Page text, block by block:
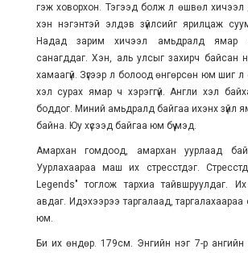
гэж ховорхон. Тэгээд болж л өшвөл хичээл
хэн нэгэнтэй элдэв зүйлсийг ярилцаж
Надад зарим хичээл амьдралд ямар
санагддаг. Хэн, аль улсыг захирч байсан
хамаагүй. Зүгээр л болоод өнгөрсөн юм шиг
хэл сурах ямар ч хэрэггүй. Англи хэл
боддог. Миний амьдралд байгаа ихэнх зүйл
байна. Юу хүсээд байгаа юм бүү мэд.
Амархан гомдоод, амархан уурлаад
Уурлахаараа маш их стресстдэг.
Legends" тоглож тархиа тайвшруулдаг.
авдаг. Идэхээрээ таргалаад, таргалахаараа
юм.
Би их өндөр. 179см. Энгийн нэг 7-р